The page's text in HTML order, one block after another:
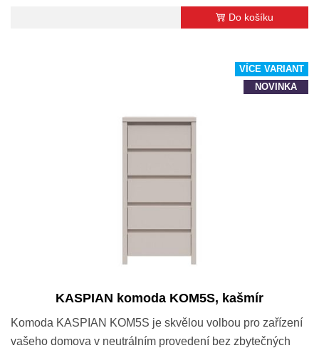
Do košíku
VÍCE VARIANT
NOVINKA
KASPIAN komoda KOM5S, kašmír
Komoda KASPIAN KOM5S je skvělou volbou pro zařízení
vašeho domova v neutrálním provedení bez zbytečných